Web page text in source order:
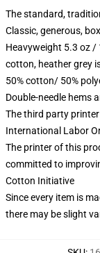
The standard,
Classic, generous,
Heavyweight 5.3 oz /
cotton, heather grey
50% cotton/ 50%
Double-needle hems
The third party
International Labor
The printer of this
committed to
Cotton Initiative
Since every item is
there may be slight